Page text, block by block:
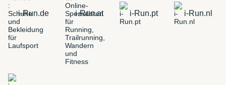
i-Run.de i-Run.at i-Run.pt i-Run.nl